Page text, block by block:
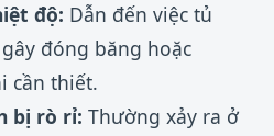
độ: Dẫn đến việc tủ
đóng băng hoặc
cần thiết.
bị rò rỉ: Thường xảy ra ở